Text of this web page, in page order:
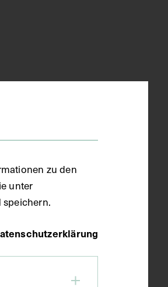
zu den
unter
speichern.